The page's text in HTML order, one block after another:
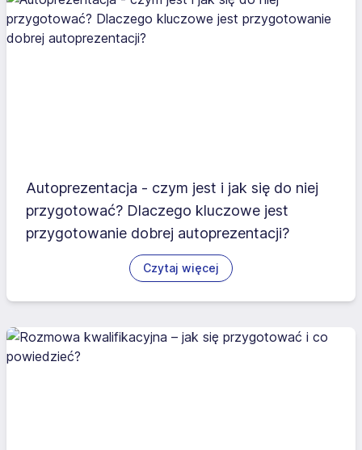
Autoprezentacja - czym jest i jak się do niej
przygotować? Dlaczego kluczowe jest
przygotowanie dobrej autoprezentacji?
Czytaj więcej